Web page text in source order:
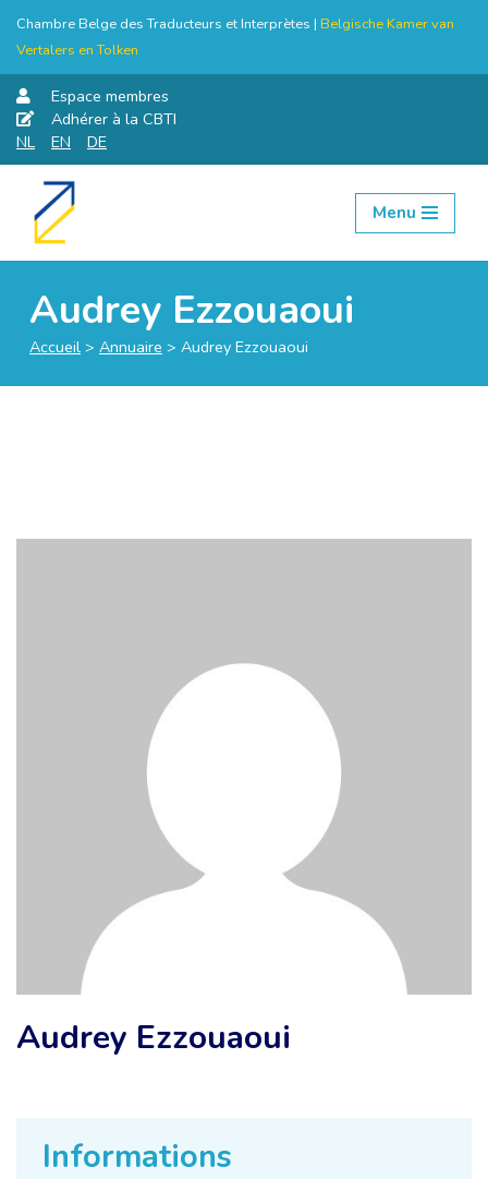
Chambre Belge des Traducteurs et Interprètes | Belgische Kamer van
Vertalers en Tolken
Espace membres
Adhérer à la CBTI
NL
EN DE
Aller
Menu
Audrey Ezzouaoui
Accueil > Annuaire > Audrey Ezzouaoui
Informations
Audrey Ezzouaoui